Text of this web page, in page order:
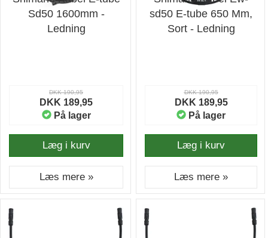
Sd50 1600mm -
Ledning
DKK 190,95
DKK 189,95
På lager
Læg i kurv
Læs mere »
sd50 E-tube 650 Mm,
Sort - Ledning
DKK 190,95
DKK 189,95
På lager
Læg i kurv
Læs mere »